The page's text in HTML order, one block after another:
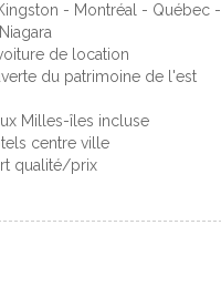
- Montréal - Québec -
de location
du patrimoine de l'est
Milles-îles incluse
centre ville
qualité/prix